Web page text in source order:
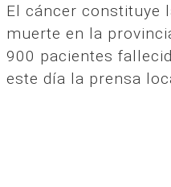
El cáncer constituye
muerte en la
900 pacientes
este día la prensa